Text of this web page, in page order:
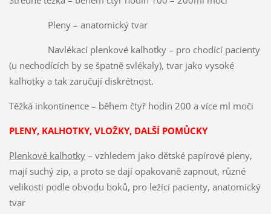
Pleny – anatomický tvar
Navlékací plenkové kalhotky – pro chodící pacienty
(u nechodících by se špatně svlékaly), tvar jako vysoké
kalhotky a tak zaručují diskrétnost.
Těžká inkontinence – během čtyř hodin 200 a více ml moči
PLENY, KALHOTKY, VLOŽKY, DALŠÍ POMŮCKY
Plenkové kalhotky– vzhledem jako dětské papírové pleny,
mají suchý zip, a proto se dají opakovaně zapnout, různé
velikosti podle obvodu boků, pro ležící pacienty, anatomický
tvar